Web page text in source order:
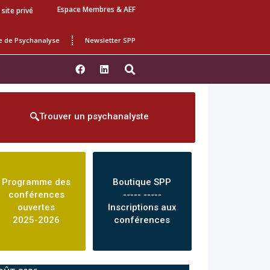
site privé Espace Membres & AEF
de Psychanalyse Newsletter SPP
Trouver un psychanalyste
Programme des
conférences
ouvertes
2025-2026
Boutique SPP
----- -----
Inscriptions aux
conférences